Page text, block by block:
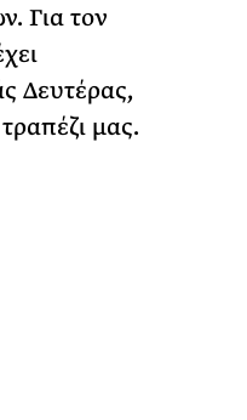
Για τον
Δευτέρας,
μας.